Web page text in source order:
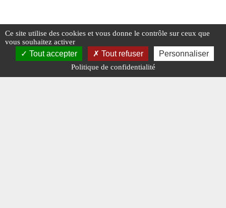
#ACTU POINTS CHAUDS #LIBYE #N°476
#LIBYE
Ce site utilise des cookies et vous donne le contrôle sur ceux que
vous souhaitez activer
Tout accepter Tout refuser Personnaliser
Politique de confidentialité